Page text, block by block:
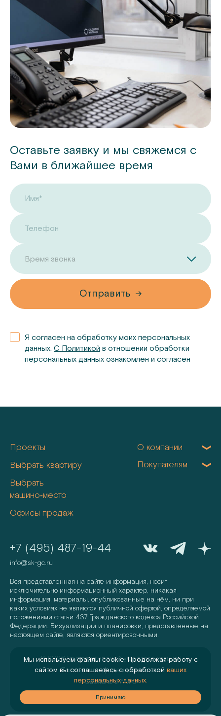
Оставьте заявку и мы свяжемся с
Вами в ближайшее время
Имя*
Телефон
Время звонка
Отправить
Я согласен на обработку моих персональных
данных. С Политикой в отношении обработки
персональных данных ознакомлен и согласен
Проекты
Выбрать квартиру
Выбрать
машино‑место
Офисы продаж
О компании
Покупателям
+7 (495) 487-19-44
info@sk-gc.ru
Вся представленная на сайте информация, носит
исключительно информационный характер, никакая
информация, материалы, опубликованные на нём, ни при
каких условиях не являются публичной офертой, определяемой
положениями статьи 437 Гражданского кодекса Российской
Федерации. Визуализации и планировки, представленные на
настоящем сайте, являются ориентировочными.
©2026Группа компаний «Садовое кольцо»
Политика конфиденциальности
Сделано вAMIO
Мы используем файлы cookie. Продолжая работу с
сайтом вы соглашаетесь с обработкой ваших
персональных данных.
Принимаю